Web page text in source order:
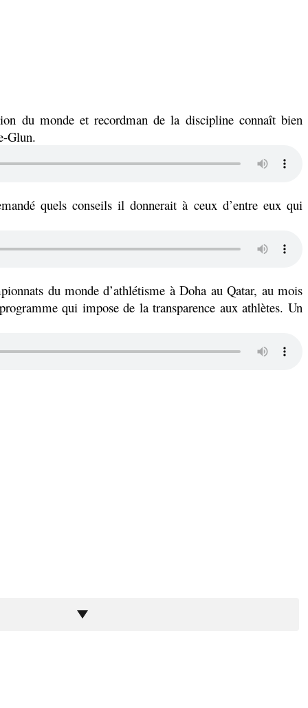
du monde et recordman de la discipline connaît bien
Glun.
quels conseils il donnerait à ceux d’entre eux qui
du monde d’athlétisme à Doha au Qatar, au mois
qui impose de la transparence aux athlètes. Un